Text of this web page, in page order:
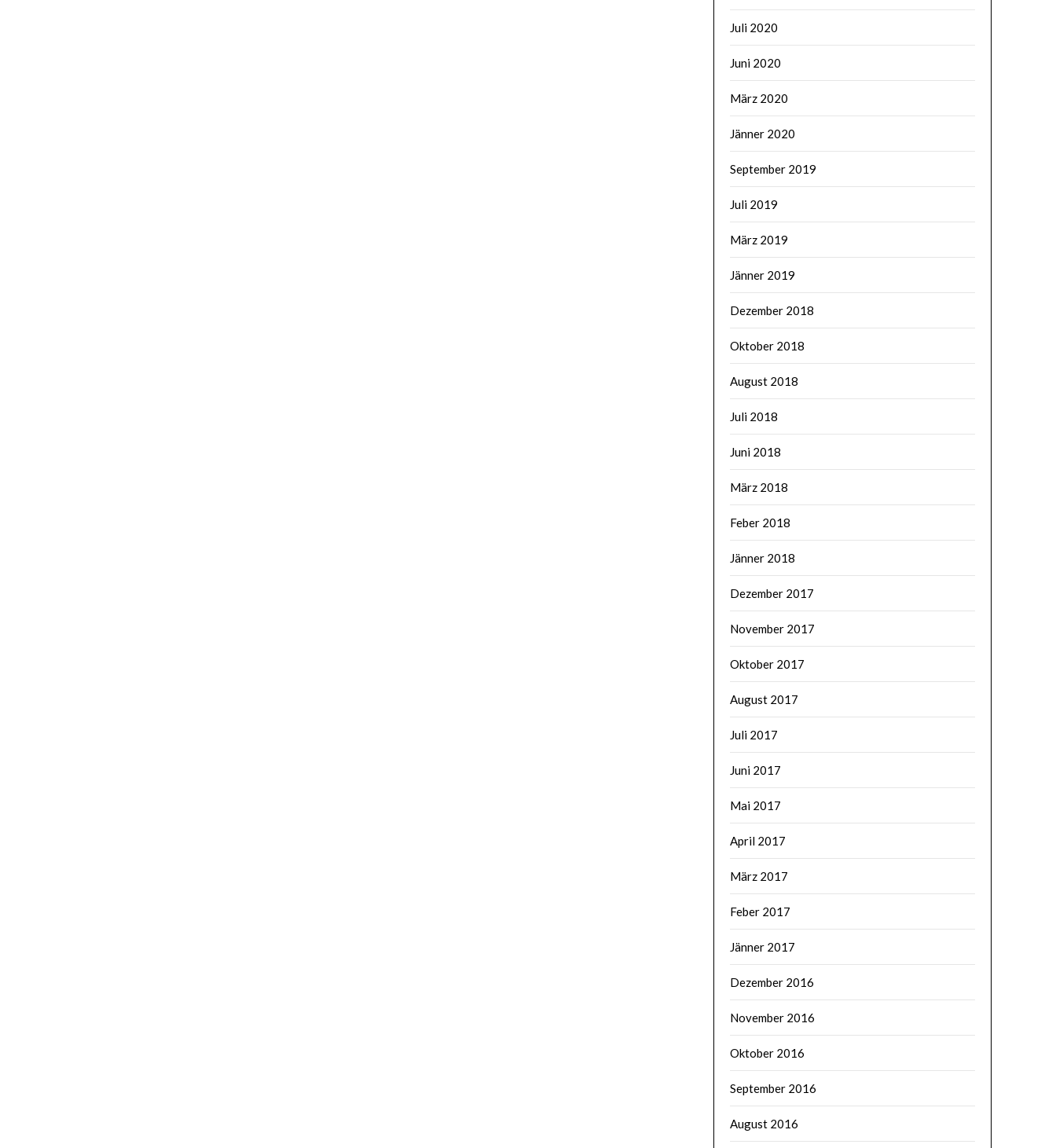
Juli 2020
Juni 2020
März 2020
Jänner 2020
September 2019
Juli 2019
März 2019
Jänner 2019
Dezember 2018
Oktober 2018
August 2018
Juli 2018
Juni 2018
März 2018
Feber 2018
Jänner 2018
Dezember 2017
November 2017
Oktober 2017
August 2017
Juli 2017
Juni 2017
Mai 2017
April 2017
März 2017
Feber 2017
Jänner 2017
Dezember 2016
November 2016
Oktober 2016
September 2016
August 2016